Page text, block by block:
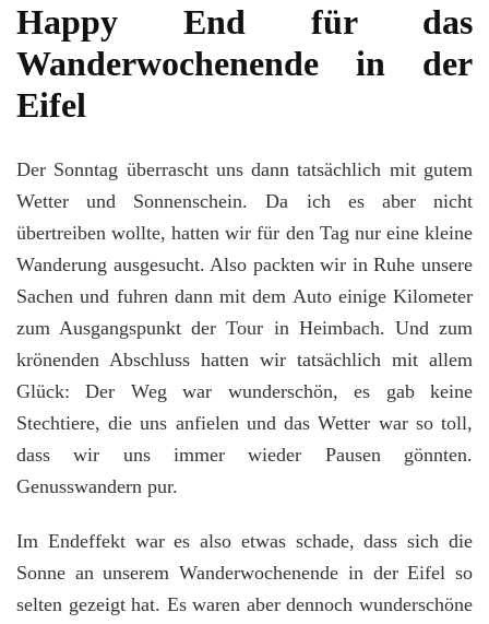
Happy End für das
Wanderwochenende in der
Eifel
Der Sonntag überrascht uns dann tatsächlich mit gutem
Wetter und Sonnenschein. Da ich es aber nicht
übertreiben wollte, hatten wir für den Tag nur eine kleine
Wanderung ausgesucht. Also packten wir in Ruhe unsere
Sachen und fuhren dann mit dem Auto einige Kilometer
zum Ausgangspunkt der Tour in Heimbach. Und zum
krönenden Abschluss hatten wir tatsächlich mit allem
Glück: Der Weg war wunderschön, es gab keine
Stechtiere, die uns anfielen und das Wetter war so toll,
dass wir uns immer wieder Pausen gönnten.
Genusswandern pur.
Im Endeffekt war es also etwas schade, dass sich die
Sonne an unserem Wanderwochenende in der Eifel so
selten gezeigt hat. Es waren aber dennoch wunderschöne